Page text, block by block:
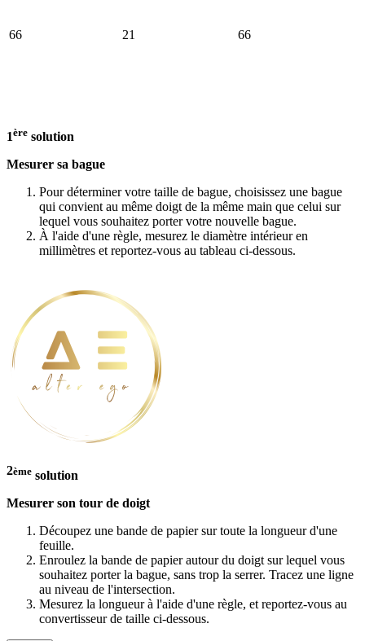
66 21 66
1ère solution
Mesurer sa bague
Pour déterminer votre taille de bague, choisissez une bague
qui convient au même doigt de la même main que celui sur
lequel vous souhaitez porter votre nouvelle bague.
À l'aide d'une règle, mesurez le diamètre intérieur en
millimètres et reportez-vous au tableau ci-dessous.
2ème solution
Mesurer son tour de doigt
Découpez une bande de papier sur toute la longueur d'une
feuille.
Enroulez la bande de papier autour du doigt sur lequel vous
souhaitez porter la bague, sans trop la serrer. Tracez une ligne
au niveau de l'intersection.
Mesurez la longueur à l'aide d'une règle, et reportez-vous au
convertisseur de taille ci-dessous.